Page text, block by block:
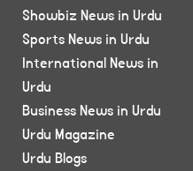
Showbiz News in Urdu
Sports News in Urdu
International News in
Urdu
Business News in Urdu
Urdu Magazine
Urdu Blogs